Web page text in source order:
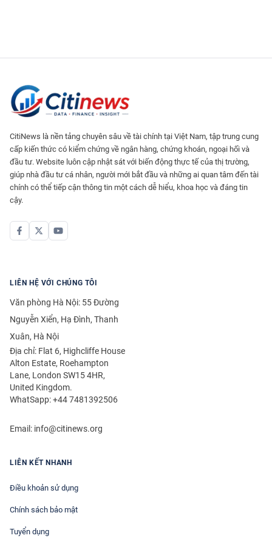
CitiNews là nền tảng chuyên sâu về tài chính tại Việt Nam, tập trung cung
cấp kiến thức có kiểm chứng về ngân hàng, chứng khoán, ngoại hối và
đầu tư. Website luôn cập nhật sát với biến động thực tế của thị trường,
giúp nhà đầu tư cá nhân, người mới bắt đầu và những ai quan tâm đến tài
chính có thể tiếp cận thông tin một cách dễ hiểu, khoa học và đáng tin
cậy.
LIÊN HỆ VỚI CHÚNG TÔI
Văn phòng Hà Nội: 55 Đường
Nguyễn Xiển, Hạ Đình, Thanh
Xuân, Hà Nội
Địa chỉ: Flat 6, Highcliffe House
Alton Estate, Roehampton
Lane, London SW15 4HR,
United Kingdom.
WhatSapp: +44 7481392506
Email: info@citinews.org
LIÊN KẾT NHANH
Điều khoản sử dụng
Chính sách bảo mật
Tuyển dụng